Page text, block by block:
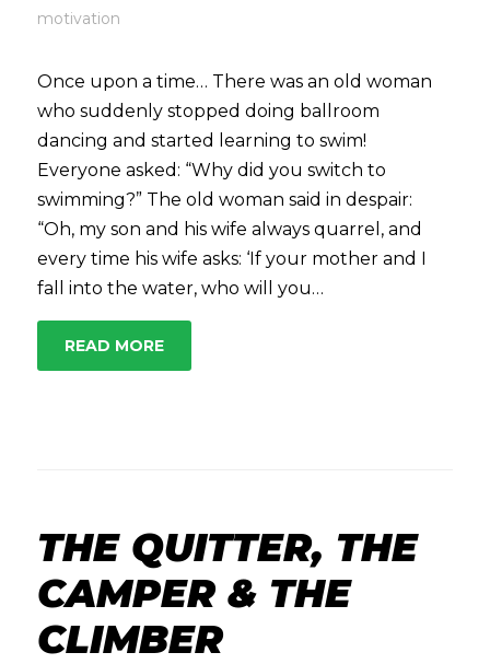
motivation
Once upon a time… There was an old woman
who suddenly stopped doing ballroom
dancing and started learning to swim!
Everyone asked: “Why did you switch to
swimming?” The old woman said in despair:
“Oh, my son and his wife always quarrel, and
every time his wife asks: ‘If your mother and I
fall into the water, who will you…
READ MORE
THE QUITTER, THE
CAMPER & THE
CLIMBER